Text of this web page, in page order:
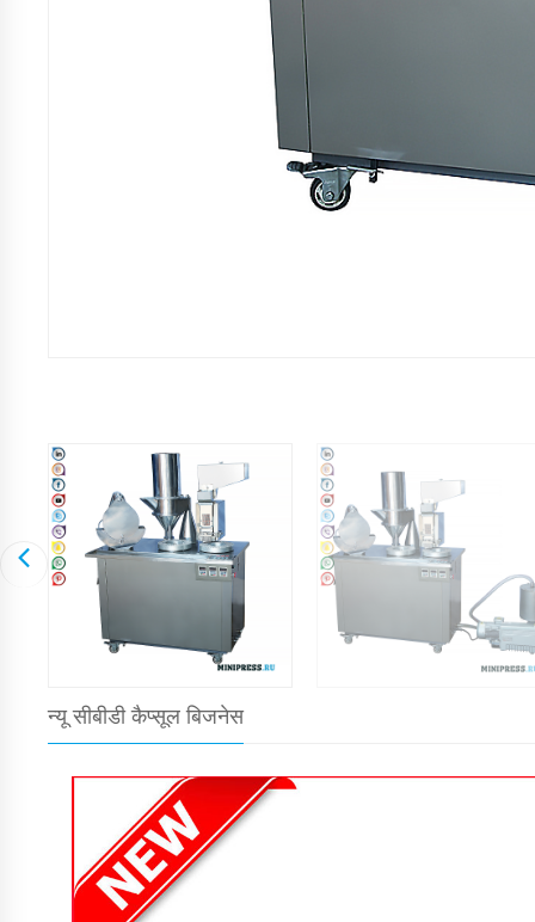
न्यू सीबीडी कैप्सूल बिजनेस